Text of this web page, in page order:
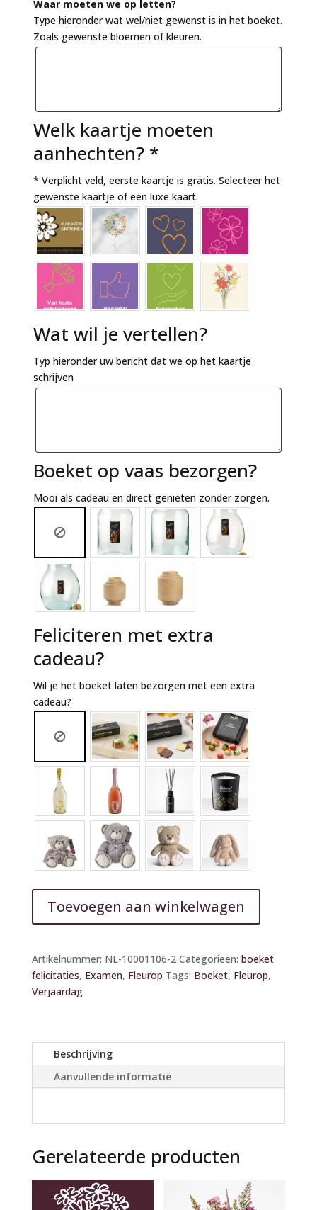
Waar moeten we op letten?
Type hieronder wat wel/niet gewenst is in het boeket.
Zoals gewenste bloemen of kleuren.
Welk kaartje moeten
aanhechten? *
* Verplicht veld, eerste kaartje is gratis. Selecteer het
gewenste kaartje of een luxe kaart.
Wat wil je vertellen?
Typ hieronder uw bericht dat we op het kaartje
schrijven
Boeket op vaas bezorgen?
Mooi als cadeau en direct genieten zonder zorgen.
Feliciteren met extra
cadeau?
Wil je het boeket laten bezorgen met een extra
cadeau?
Toevoegen aan winkelwagen
l
t
e
r
t
i
Artikelnummer: NL-10001106-2 Categorieën: boeket
felicitaties, Examen, Fleurop Tags: Boeket, Fleurop,
Verjaardag
Beschrijving
Aanvullende informatie
Gerelateerde producten